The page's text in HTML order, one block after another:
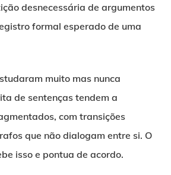
desnecessária de argumentos
formal esperado de uma
muito mas nunca
de sentenças tendem a
com transições
que não dialogam entre si. O
isso e pontua de acordo.